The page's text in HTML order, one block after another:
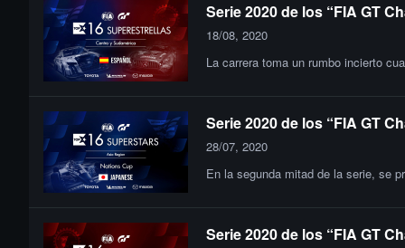
Serie 2020 de los “FIA GT
18/08, 2020
La carrera toma un rumbo incierto
Serie 2020 de los “FIA GT
28/07, 2020
En la segunda mitad de la serie, se
Serie 2020 de los “FIA GT